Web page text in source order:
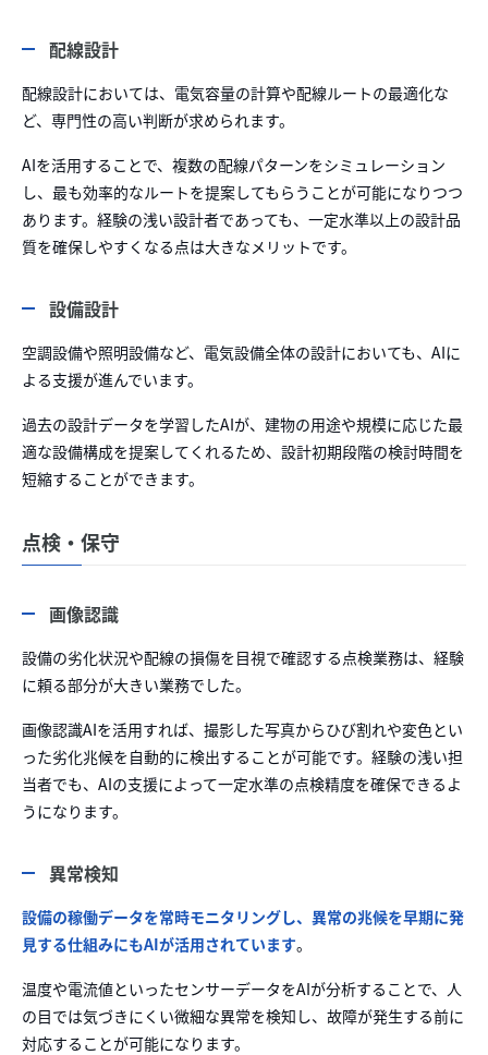
配線設計
配線設計においては、電気容量の計算や配線ルートの最適化な
ど、専門性の高い判断が求められます。
AIを活用することで、複数の配線パターンをシミュレーション
し、最も効率的なルートを提案してもらうことが可能になりつつ
あります。経験の浅い設計者であっても、一定水準以上の設計品
質を確保しやすくなる点は大きなメリットです。
設備設計
空調設備や照明設備など、電気設備全体の設計においても、AIに
よる支援が進んでいます。
過去の設計データを学習したAIが、建物の用途や規模に応じた最
適な設備構成を提案してくれるため、設計初期段階の検討時間を
短縮することができます。
点検・保守
画像認識
設備の劣化状況や配線の損傷を目視で確認する点検業務は、経験
に頼る部分が大きい業務でした。
画像認識AIを活用すれば、撮影した写真からひび割れや変色とい
った劣化兆候を自動的に検出することが可能です。経験の浅い担
当者でも、AIの支援によって一定水準の点検精度を確保できるよ
うになります。
異常検知
設備の稼働データを常時モニタリングし、異常の兆候を早期に発
見する仕組みにもAIが活用されています。
温度や電流値といったセンサーデータをAIが分析することで、人
の目では気づきにくい微細な異常を検知し、故障が発生する前に
対応することが可能になります。